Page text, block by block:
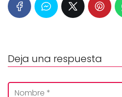
Deja una respuesta